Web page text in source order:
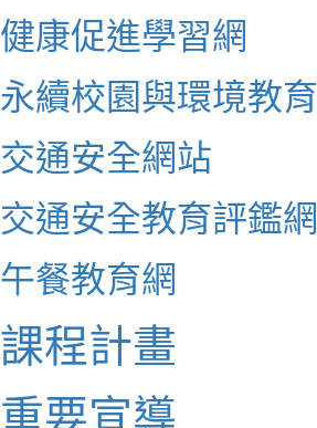
健康促進學習網
永續校園與環境教育
交通安全網站
交通安全教育評鑑網
午餐教育網
課程計畫
重要宣導